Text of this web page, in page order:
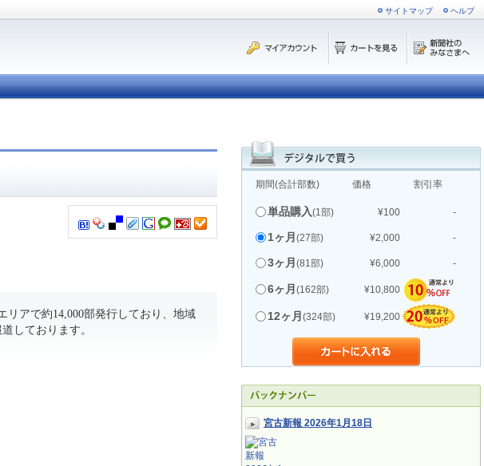
サイトマップ ヘルプ
期間(合計部数) 価格 割引率
単品購入(1部) ¥100 -
1ヶ月 (27部) ¥2,000 -
3ヶ月 (81部) ¥6,000 -
6ヶ月 (162部) ¥10,800
12ヶ月 (324部) ¥19,200
宮古新報 2026年1月18日
リアで約14,000部発行しており、地域
しております。